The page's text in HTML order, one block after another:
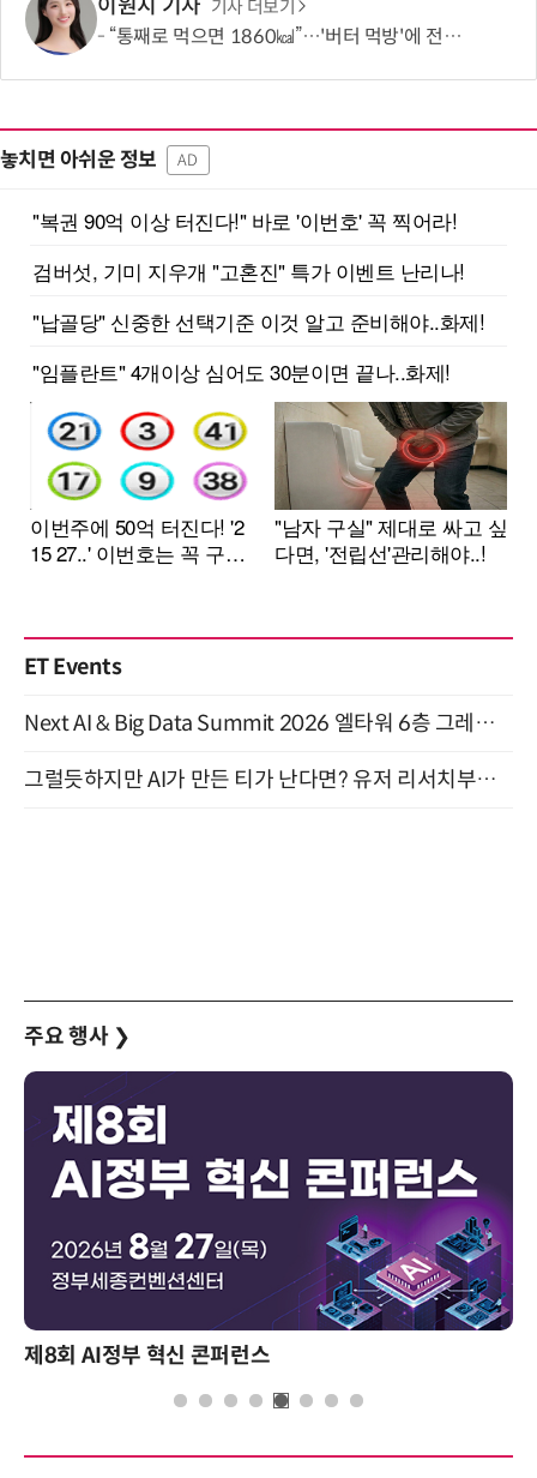
이원지 기자 기사 더보기
“통째로 먹으면 1860㎉”…'버터 먹방'에 전문가가 경고한 이유
놓치면 아쉬운 정보 AD
ET Events
Next AI & Big Data Summit 2026 엘타워 6층 그레이스홀 개최 (9/18)
그럴듯하지만 AI가 만든 티가 난다면? 유저 리서치부터 배포까지! (9/15)
주요 행사 ❯
제8회 AI정부 혁신 콘퍼런스